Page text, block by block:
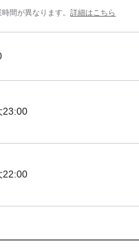
間が異なります。詳細はこちら
23:00
22:00